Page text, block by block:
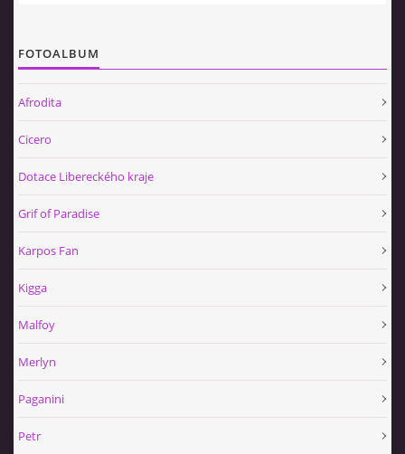
FOTOALBUM
Afrodita
Cicero
Dotace Libereckého kraje
Grif of Paradise
Karpos Fan
Kigga
Malfoy
Merlyn
Paganini
Petr